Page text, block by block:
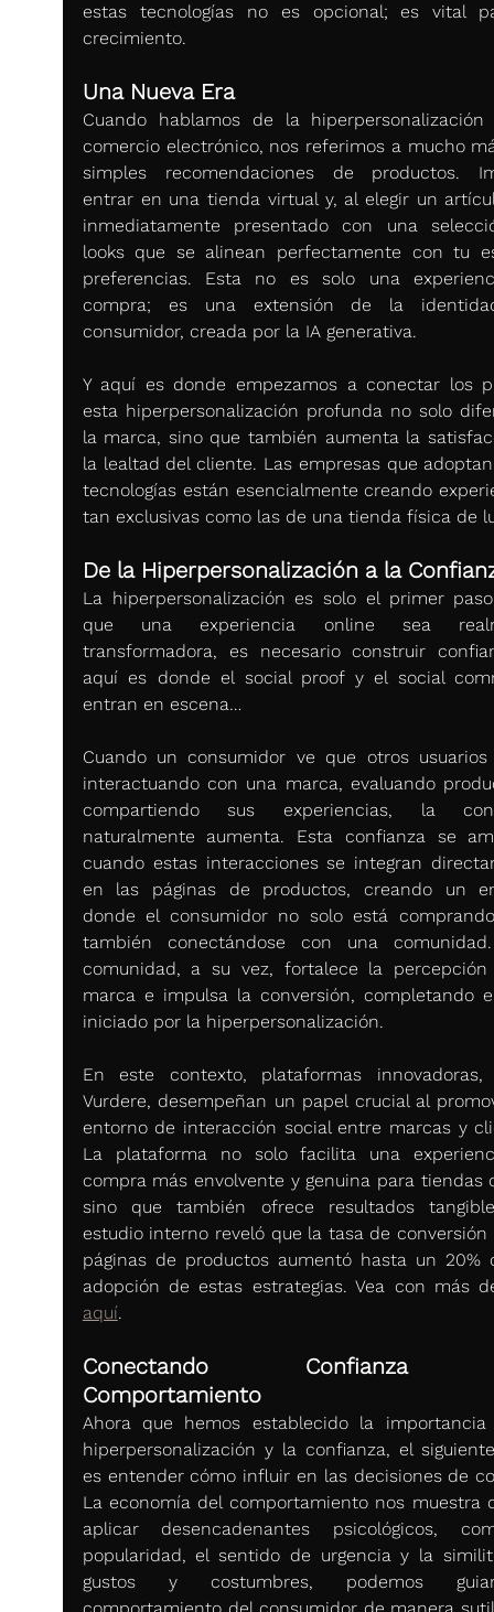
estas tecnologías no es opcional; es vital
crecimiento.
Una Nueva Era
Cuando hablamos de la
comercio electrónico, nos referimos a mucho
simples recomendaciones de productos.
entrar en una tienda virtual y, al elegir un
inmediatamente presentado con una
looks que se alinean perfectamente con tu
preferencias. Esta no es solo una
compra; es una extensión de la
consumidor, creada por la IA generativa.
Y aquí es donde empezamos a conectar los
esta hiperpersonalización profunda no solo
la marca, sino que también aumenta la
la lealtad del cliente. Las empresas que
tecnologías están esencialmente creando
tan exclusivas como las de una tienda física de
De la Hiperpersonalización a la
La hiperpersonalización es solo el primer
que una experiencia online sea
transformadora, es necesario construir
aquí es donde el social proof y el social
entran en escena…
Cuando un consumidor ve que otros usuarios
interactuando con una marca, evaluando
compartiendo sus experiencias, la
naturalmente aumenta. Esta confianza se
cuando estas interacciones se integran
en las páginas de productos, creando un
donde el consumidor no solo está
también conectándose con una
comunidad, a su vez, fortalece la
marca e impulsa la conversión, completando
iniciado por la hiperpersonalización.
En este contexto, plataformas innovadoras,
Vurdere, desempeñan un papel crucial al
entorno de interacción social entre marcas y
La plataforma no solo facilita una
compra más envolvente y genuina para tiendas
sino que también ofrece resultados
estudio interno reveló que la tasa de conversión
páginas de productos aumentó hasta un 20%
aquí.
Conectando Confianza
Comportamiento
Ahora que hemos establecido la
hiperpersonalización y la confianza, el
es entender cómo influir en las decisiones de
La economía del comportamiento nos muestra
aplicar desencadenantes psicológicos,
popularidad, el sentido de urgencia y la
gustos y costumbres, podemos